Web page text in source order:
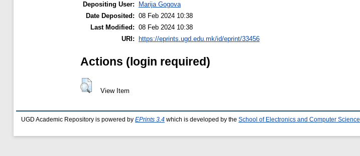
Depositing User:
Marija Gogova
Date Deposited: 08 Feb 2024 10:38
Last Modified: 08 Feb 2024 10:38
URI:
https://eprints.ugd.edu.mk/id/eprint/33456
Actions (login required)
View Item
UGD Academic Repository is powered by EPrints 3.4 which is developed by the School of Electronics and Computer Science